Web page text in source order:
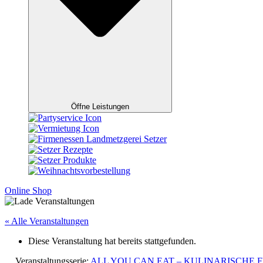
Öffne Leistungen
Online Shop
« Alle Veranstaltungen
Diese Veranstaltung hat bereits stattgefunden.